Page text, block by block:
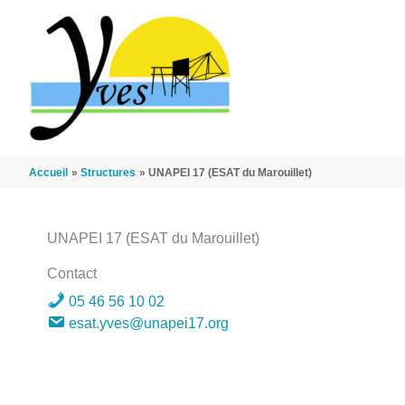
Accueil Structures UNAPEI 17 (ESAT du Marouillet)
UNAPEI 17 (ESAT du Marouillet)
Contact
05 46 56 10 02
esat.yves@unapei17.org